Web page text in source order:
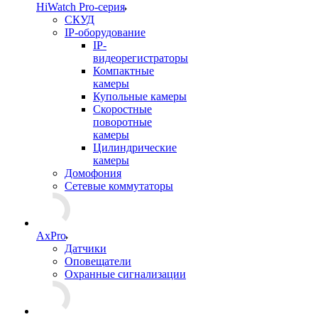
HiWatch Pro-серия
CКУД
IP-оборудование
IP-
видеорегистраторы
Компактные
камеры
Купольные камеры
Скоростные
поворотные
камеры
Цилиндрические
камеры
Домофония
Сетевые коммутаторы
AxPro
Датчики
Оповещатели
Охранные сигнализации